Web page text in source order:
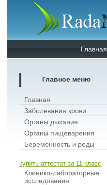
Главная
Главное меню
Главная
Заболевания крови
Органы дыхания
Органы пищеварения
Беременность и роды
купить аттестат за 11 класс
Клинико-лабораторные
исследования